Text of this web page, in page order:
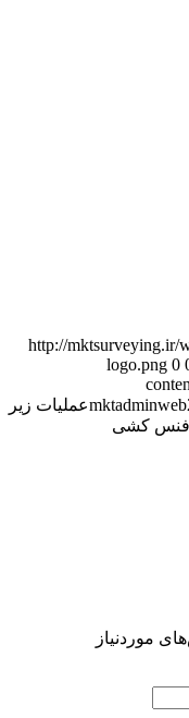
http://mktsurveying.ir/
logo.png 0
mktadminwebعملیات زیر
فنس کشی
موردنیاز